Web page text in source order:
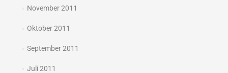
November 2011
Oktober 2011
September 2011
Juli 2011